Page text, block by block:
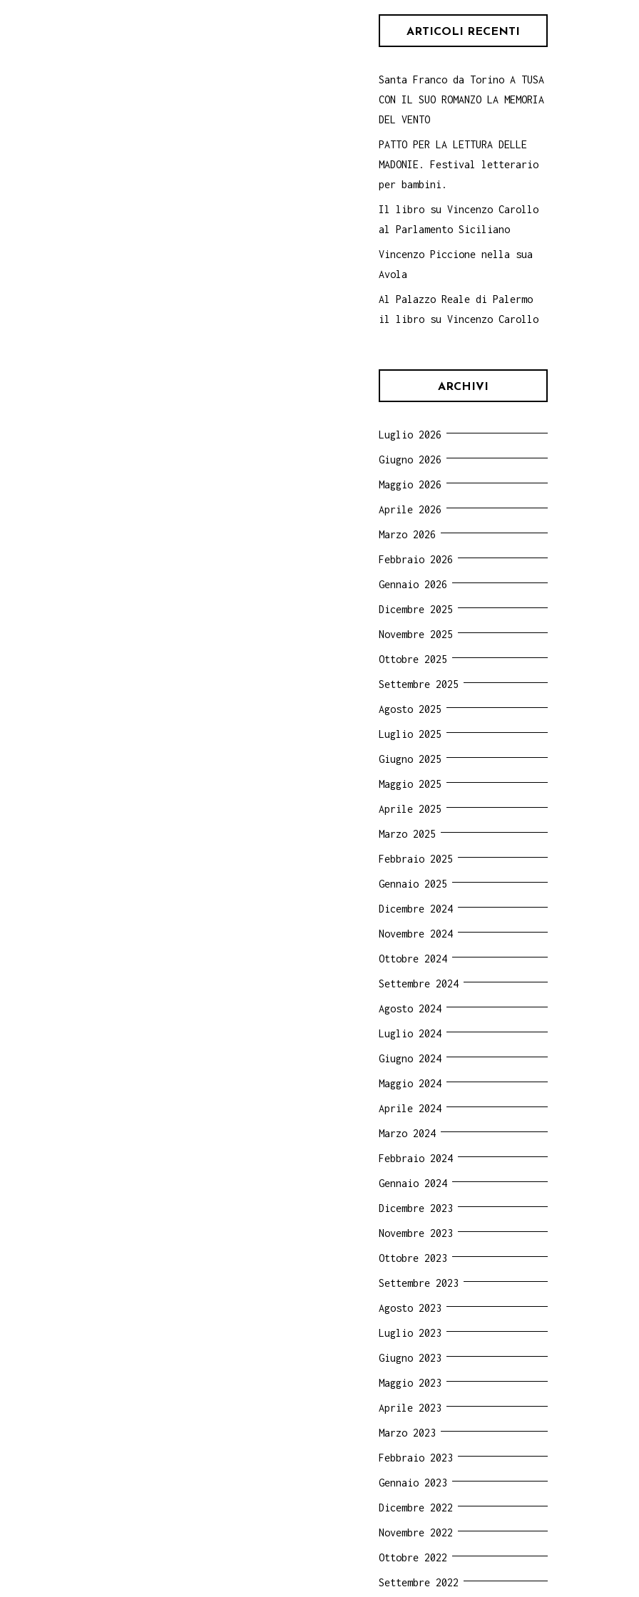
ARTICOLI RECENTI
Santa Franco da Torino A TUSA
CON IL SUO ROMANZO LA MEMORIA
DEL VENTO
PATTO PER LA LETTURA DELLE
MADONIE. Festival letterario
per bambini.
Il libro su Vincenzo Carollo
al Parlamento Siciliano
Vincenzo Piccione nella sua
Avola
Al Palazzo Reale di Palermo
il libro su Vincenzo Carollo
ARCHIVI
Luglio 2026
Giugno 2026
Maggio 2026
Aprile 2026
Marzo 2026
Febbraio 2026
Gennaio 2026
Dicembre 2025
Novembre 2025
Ottobre 2025
Settembre 2025
Agosto 2025
Luglio 2025
Giugno 2025
Maggio 2025
Aprile 2025
Marzo 2025
Febbraio 2025
Gennaio 2025
Dicembre 2024
Novembre 2024
Ottobre 2024
Settembre 2024
Agosto 2024
Luglio 2024
Giugno 2024
Maggio 2024
Aprile 2024
Marzo 2024
Febbraio 2024
Gennaio 2024
Dicembre 2023
Novembre 2023
Ottobre 2023
Settembre 2023
Agosto 2023
Luglio 2023
Giugno 2023
Maggio 2023
Aprile 2023
Marzo 2023
Febbraio 2023
Gennaio 2023
Dicembre 2022
Novembre 2022
Ottobre 2022
Settembre 2022